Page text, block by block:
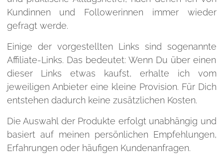
Kundinnen und Followerinnen immer wieder
gefragt werde.
Einige der vorgestellten Links sind sogenannte
Affiliate-Links. Das bedeutet: Wenn Du über einen
dieser Links etwas kaufst, erhalte ich vom
jeweiligen Anbieter eine kleine Provision. Für Dich
entstehen dadurch keine zusätzlichen Kosten.
Die Auswahl der Produkte erfolgt unabhängig und
basiert auf meinen persönlichen Empfehlungen,
Erfahrungen oder häufigen Kundenanfragen.